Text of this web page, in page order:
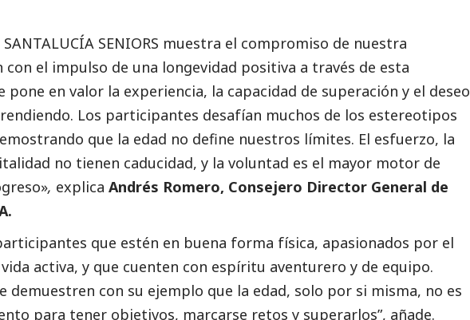
SANTALUCÍA SENIORS muestra el compromiso de nuestra
con el impulso de una longevidad positiva a través de esta
pone en valor la experiencia, la capacidad de superación y el deseo
Los participantes desafían muchos de los estereotipos
que la edad no define nuestros límites. El esfuerzo, la
no tienen caducidad, y la voluntad es el mayor motor de
, explica Andrés Romero, Consejero Director General de
que estén en buena forma física, apasionados por el
activa, y que cuenten con espíritu aventurero y de equipo.
demuestren con su ejemplo que la edad, solo por si misma, no es
para tener objetivos, marcarse retos y superarlos”, añade.